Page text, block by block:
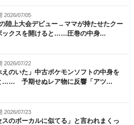
2026/07/05
陸上大会デビュー→ママが持たせたクー
ックスを開けると……圧巻の中身...
2026/07/22
えのいた」中古ポケモンソフトの中身を
…… 予期せぬレア物に反響「アツ...
2026/07/23
スのボーカルに似てる」と言われまくっ